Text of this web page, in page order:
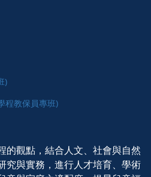
)
程教保員專班)
的觀點，結合人文、社會與自然
究與實務，進行人才培育、學術